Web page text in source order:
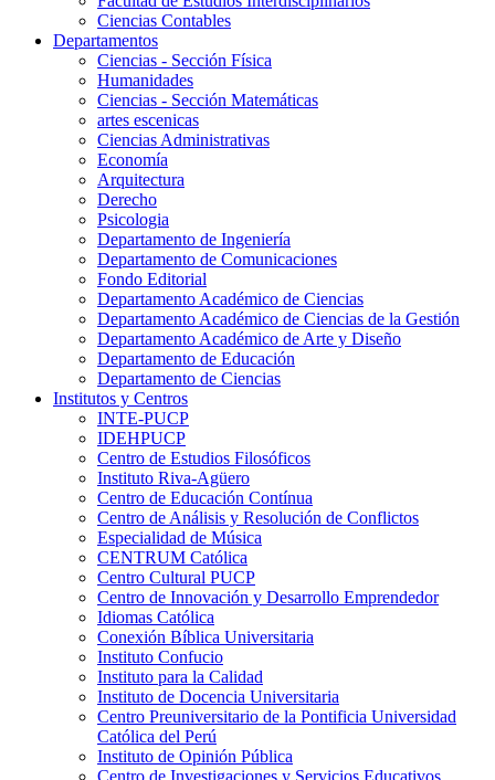
Ciencias Contables
Departamentos
Ciencias - Sección Física
Humanidades
Ciencias - Sección Matemáticas
artes escenicas
Ciencias Administrativas
Economía
Arquitectura
Derecho
Psicologia
Departamento de Ingeniería
Departamento de Comunicaciones
Fondo Editorial
Departamento Académico de Ciencias
Departamento Académico de Ciencias de la Gestión
Departamento Académico de Arte y Diseño
Departamento de Educación
Departamento de Ciencias
Institutos y Centros
INTE-PUCP
IDEHPUCP
Centro de Estudios Filosóficos
Instituto Riva-Agüero
Centro de Educación Contínua
Centro de Análisis y Resolución de Conflictos
Especialidad de Música
CENTRUM Católica
Centro Cultural PUCP
Centro de Innovación y Desarrollo Emprendedor
Idiomas Católica
Conexión Bíblica Universitaria
Instituto Confucio
Instituto para la Calidad
Instituto de Docencia Universitaria
Centro Preuniversitario de la Pontificia Universidad
Católica del Perú
Instituto de Opinión Pública
Centro de Investigaciones y Servicios Educativos